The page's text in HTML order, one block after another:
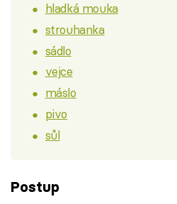
hladká mouka
strouhanka
sádlo
vejce
máslo
pivo
sůl
Postup